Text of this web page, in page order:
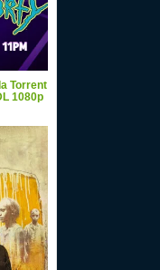
Torrent
1080p